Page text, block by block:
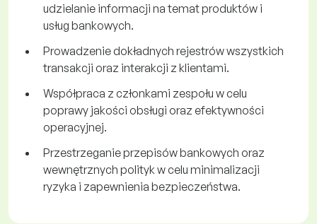
udzielanie informacji na temat produktów i
usług bankowych.
Prowadzenie dokładnych rejestrów wszystkich
transakcji oraz interakcji z klientami.
Współpraca z członkami zespołu w celu
poprawy jakości obsługi oraz efektywności
operacyjnej.
Przestrzeganie przepisów bankowych oraz
wewnętrznych polityk w celu minimalizacji
ryzyka i zapewnienia bezpieczeństwa.